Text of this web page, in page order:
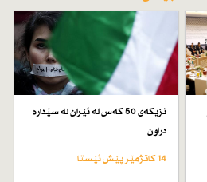
نزیكەی 50 كەس لە ئێران لە سێدارە
دراون
14 کاتژمێر پێش ئێستا